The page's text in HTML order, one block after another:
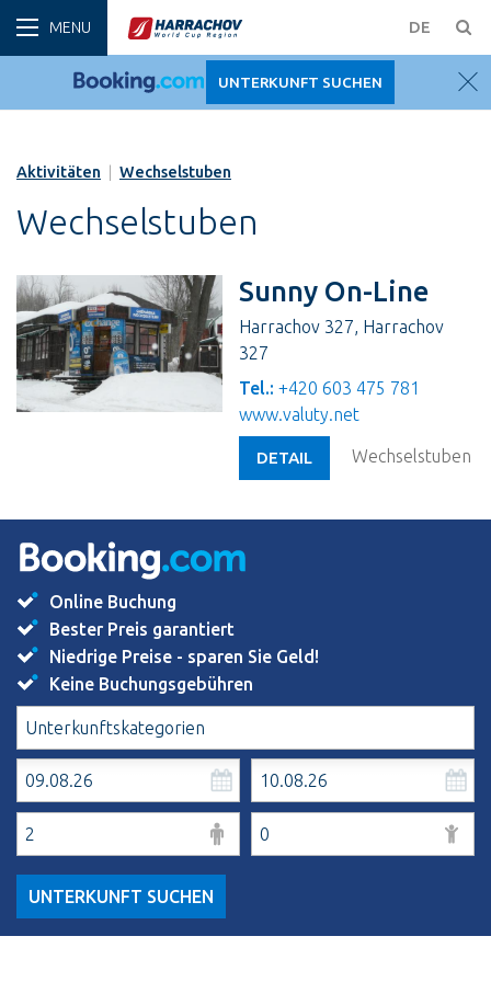
DE
WINT
UNTERKUNFT SUCHEN
Aktivitäten Wechselstuben
Wechselstuben
Sunny On-Line
Harrachov 327, Harrachov
327
Tel.: +420 603 475 781
www.valuty.net
DETAIL Wechselstuben
Online Buchung
Bester Preis garantiert
Niedrige Preise - sparen Sie Geld!
Keine Buchungsgebühren
UNTERKUNFT SUCHEN